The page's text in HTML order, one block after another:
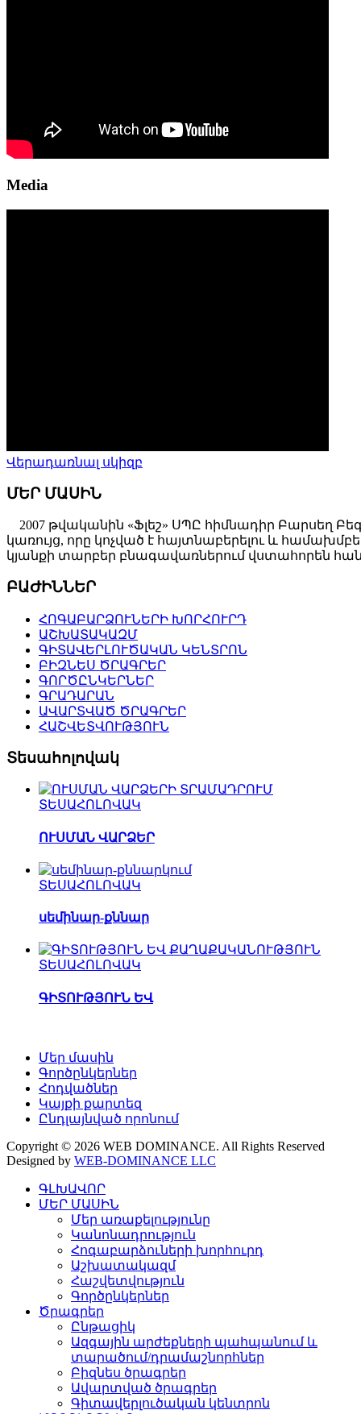
Media
Վերադառնալ սկիզբ
ՄԵՐ ՄԱՍԻՆ
2007 թվականին «Ֆլեշ» ՍՊԸ հիմնադիր Բարսեղ
կառույց, որը կոչված է հայտնաբերելու և
կյանքի տարբեր բնագավառներում վստահորեն
ԲԱԺԻՆՆԵՐ
ՀՈԳԱԲԱՐՁՈՒՆԵՐԻ ԽՈՐՀՈՒՐԴ
ԱՇԽԱՏԱԿԱԶՄ
ԳԻՏԱՎԵՐԼՈՒԾԱԿԱՆ ԿԵՆՏՐՈՆ
ԲԻԶՆԵՍ ԾՐԱԳՐԵՐ
ԳՈՐԾԸՆԿԵՐՆԵՐ
ԳՐԱԴԱՐԱՆ
ԱՎԱՐՏՎԱԾ ԾՐԱԳՐԵՐ
ՀԱՇՎԵՏՎՈՒԹՅՈՒՆ
Տեսահոլովակ
ՏԵՍԱՀՈԼՈՎԱԿ
ՈՒՍՄԱՆ ՎԱՐՁԵՐ
ՏԵՍԱՀՈԼՈՎԱԿ
սեմինար-քննար
ՏԵՍԱՀՈԼՈՎԱԿ
ԳԻՏՈՒԹՅՈՒՆ ԵՎ
Մեր մասին
Գործընկերներ
Հոդվածներ
Կայքի քարտեզ
Ընդլայնված որոնում
Copyright © 2026 WEB DOMINANCE. All Rights Reserved
Designed by WEB-DOMINANCE LLC
ԳԼԽԱՎՈՐ
ՄԵՐ ՄԱՍԻՆ
Մեր առաքելությունը
Կանոնադրություն
Հոգաբարձուների խորհուրդ
Աշխատակազմ
Հաշվետվություն
Գործընկերներ
Ծրագրեր
Ընթացիկ
Ազգային արժեքների պահպանում և
տարածում/դրամաշնորհներ
Բիզնես ծրագրեր
Ավարտված ծրագրեր
Գիտավերլուծական կենտրոն